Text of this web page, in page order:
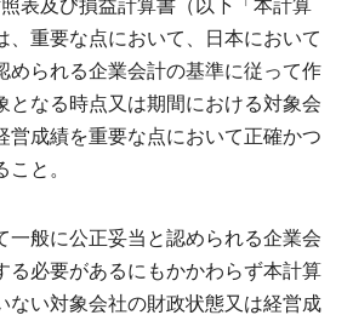
表及び損益計算書（以下「本計算
、重要な点において、日本において
められる企業会計の基準に従って作
となる時点又は期間における対象会
営成績を重要な点において正確かつ
と。
一般に公正妥当と認められる企業会
る必要があるにもかかわらず本計算
ない対象会社の財政状態又は経営成